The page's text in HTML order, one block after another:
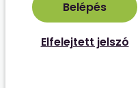
Elfelejtett jelszó